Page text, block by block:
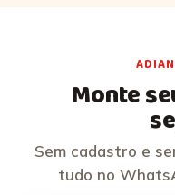
Monte
Sem cadastro e
tudo no